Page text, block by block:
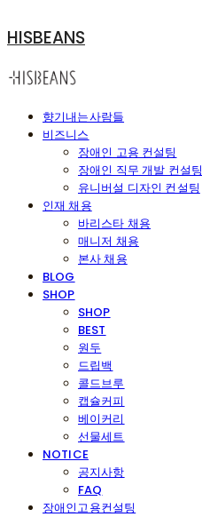
HISBEANS
향기내는사람들
비즈니스
장애인 고용 컨설팅
장애인 직무 개발 컨설팅
유니버설 디자인 컨설팅
인재 채용
바리스타 채용
매니저 채용
본사 채용
BLOG
SHOP
SHOP
BEST
원두
드립백
콜드브루
캡슐커피
베이커리
선물세트
NOTICE
공지사항
FAQ
장애인고용컨설팅